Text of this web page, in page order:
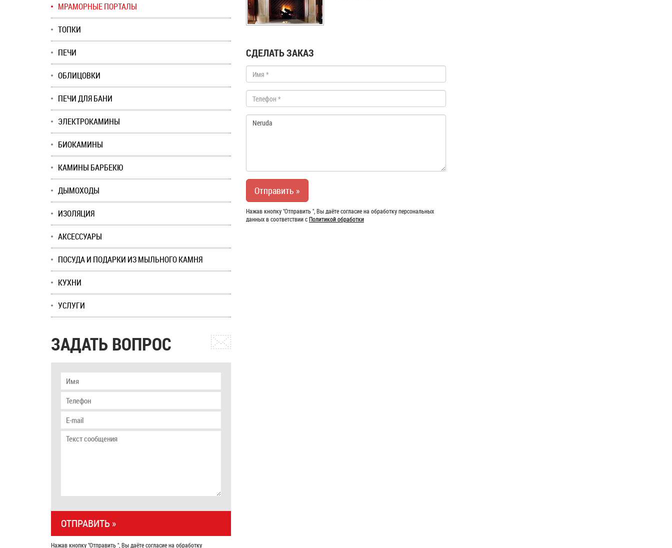
СДЕЛАТЬ ЗАКАЗ
Нажав кнопку "Отправить ", Вы даёте согласие на обработку персональных
данных в соответствии сПолитикой обработки
МРАМОРНЫЕ ПОРТАЛЫ
ТОПКИ
ПЕЧИ
ОБЛИЦОВКИ
ПЕЧИ ДЛЯ БАНИ
ЭЛЕКТРОКАМИНЫ
БИОКАМИНЫ
КАМИНЫ БАРБЕКЮ
ДЫМОХОДЫ
ИЗОЛЯЦИЯ
АКСЕССУАРЫ
ПОСУДА И ПОДАРКИ ИЗ МЫЛЬНОГО КАМНЯ
КУХНИ
УСЛУГИ
ЗАДАТЬ ВОПРОС
Нажав кнопку "Отправить ", Вы даёте согласие на обработку